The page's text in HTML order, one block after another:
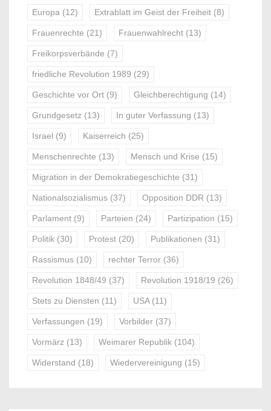
Europa (12) Extrablatt im Geist der Freiheit (8)
Frauenrechte (21) Frauenwahlrecht (13)
Freikorpsverbände (7)
friedliche Revolution 1989 (29)
Geschichte vor Ort (9) Gleichberechtigung (14)
Grundgesetz (13) In guter Verfassung (13)
Israel (9) Kaiserreich (25)
Menschenrechte (13) Mensch und Krise (15)
Migration in der Demokratiegeschichte (31)
Nationalsozialismus (37) Opposition DDR (13)
Parlament (9) Parteien (24) Partizipation (15)
Politik (30) Protest (20) Publikationen (31)
Rassismus (10) rechter Terror (36)
Revolution 1848/49 (37) Revolution 1918/19 (26)
Stets zu Diensten (11) USA(11)
Verfassungen (19) Vorbilder (37)
Vormärz (13) Weimarer Republik (104)
Widerstand (18) Wiedervereinigung (15)